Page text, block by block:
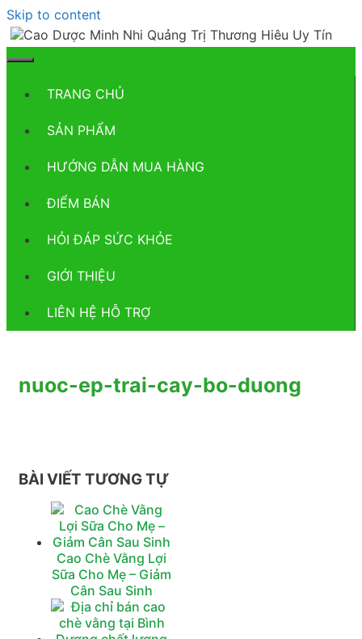
Skip to content
TRANG CHỦ
SẢN PHẨM
HƯỚNG DẪN MUA HÀNG
ĐIỂM BÁN
HỎI ĐÁP SỨC KHỎE
GIỚI THIỆU
LIÊN HỆ HỖ TRỢ
nuoc-ep-trai-cay-bo-duong
BÀI VIẾT TƯƠNG TỰ
Cao Chè Vằng Lợi
Sữa Cho Mẹ – Giảm
Cân Sau Sinh